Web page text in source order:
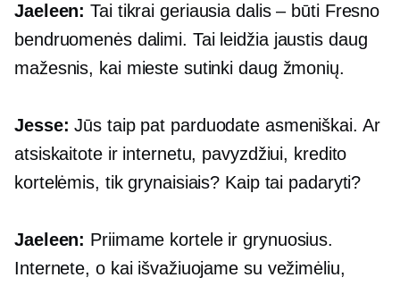
Jaeleen: Tai tikrai geriausia dalis – būti Fresno
bendruomenės dalimi. Tai leidžia jaustis daug
mažesnis, kai mieste sutinki daug žmonių.
Jesse: Jūs taip pat parduodate asmeniškai. Ar
atsiskaitote ir internetu, pavyzdžiui, kredito
kortelėmis, tik grynaisiais? Kaip tai padaryti?
Jaeleen: Priimame kortele ir grynuosius.
Internete, o kai išvažiuojame su vežimėliu,